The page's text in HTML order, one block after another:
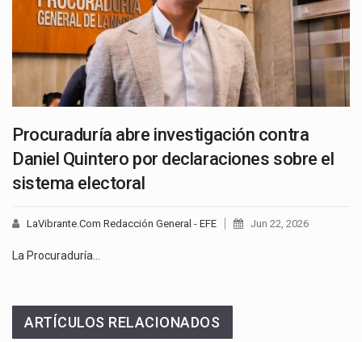
Procuraduría abre investigación contra
Daniel Quintero por declaraciones sobre el
sistema electoral
LaVibrante.Com Redacción General - EFE Jun 22, 2026
La Procuraduría…
ARTÍCULOS RELACIONADOS